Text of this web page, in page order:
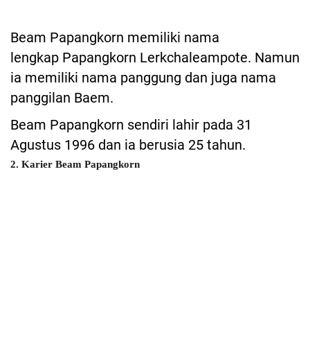
Beam Papangkorn memiliki nama
lengkap Papangkorn Lerkchaleampote. Namun
ia memiliki nama panggung dan juga nama
panggilan Baem.
Beam Papangkorn sendiri lahir pada 31
Agustus 1996 dan ia berusia 25 tahun.
2. Karier Beam Papangkorn